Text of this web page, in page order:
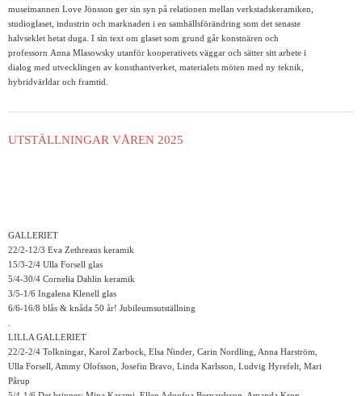
museimannen Love Jönsson ger sin syn på relationen mellan verkstadskeramiken,
studioglaset, industrin och marknaden i en samhällsförändring som det senaste
halvseklet hetat duga. I sin text om glaset som grund går konstnären och
professorn Anna Mlasowsky utanför kooperativets väggar och sätter sitt arbete i
dialog med utvecklingen av konsthantverket, materialets möten med ny teknik,
hybridvärldar och framtid.
UTSTÄLLNINGAR VÅREN 2025
GALLERIET
22/2-12/3 Eva Zethreaus keramik
15/3-2/4 Ulla Forsell glas
5/4-30/4 Cornelia Dahlin keramik
3/5-1/6 Ingalena Klenell glas
6/6-16/8 blås & knåda 50 år! Jubileumsutställning
LILLA GALLERIET
22/2-2/4 Tolkningar, Karol Zarbock, Elsa Ninder, Carin Nordling, Anna Harström,
Ulla Forsell, Ammy Olofsson, Josefin Bravo, Linda Karlsson, Ludvig Hyrefelt, Mari
Pårup